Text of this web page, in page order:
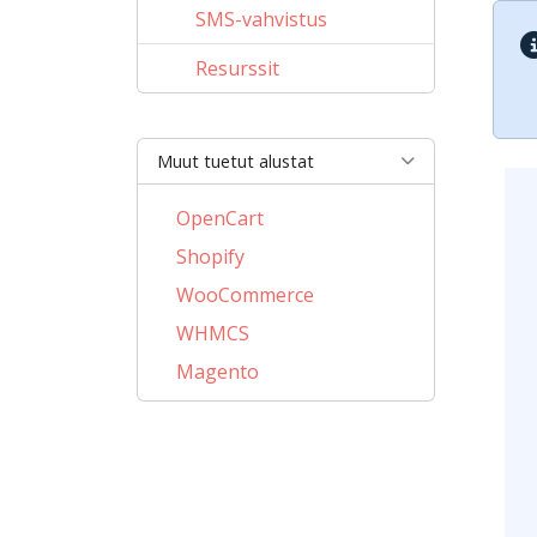
SMS-vahvistus
Resurssit
Muut tuetut alustat
OpenCart
Shopify
WooCommerce
WHMCS
Magento
PrestaShop